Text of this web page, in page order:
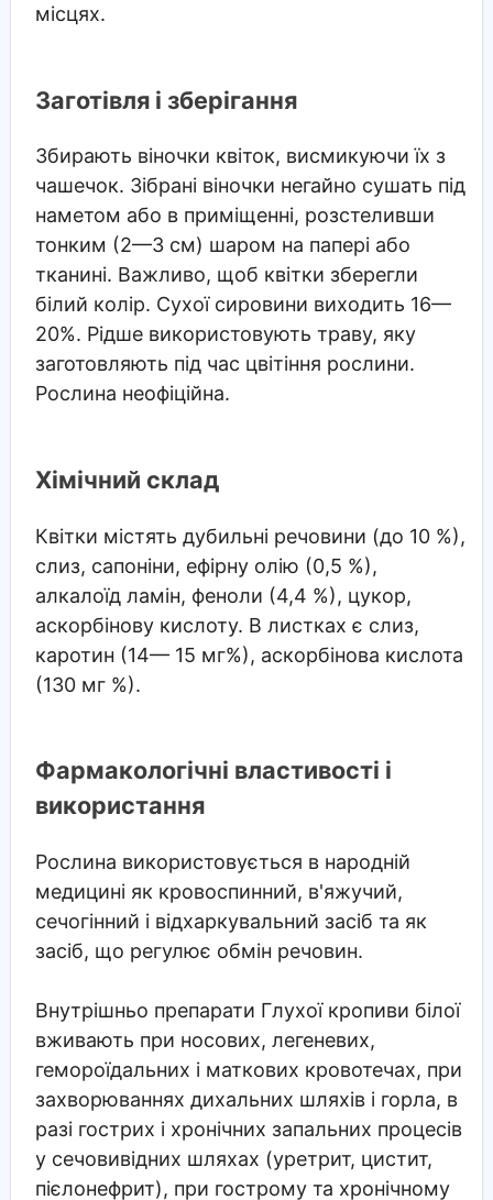
місцях.
Заготівля і зберігання
Збирають віночки квіток, висмикуючи їх з
чашечок. Зібрані віночки негайно сушать під
наметом або в приміщенні, розстеливши
тонким (2—3 см) шаром на папері або
тканині. Важливо, щоб квітки зберегли
білий колір. Сухої сировини виходить 16—
20%. Рідше використовують траву, яку
заготовляють під час цвітіння рослини.
Рослина неофіційна.
Хімічний склад
Квітки містять дубильні речовини (до 10 %),
слиз, сапоніни, ефірну олію (0,5 %),
алкалоїд ламін, феноли (4,4 %), цукор,
аскорбінову кислоту. В листках є слиз,
каротин (14— 15 мг%), аскорбінова кислота
(130 мг %).
Фармакологічні властивості і
використання
Рослина використовується в народній
медицині як кровоспинний, в'яжучий,
сечогінний і відхаркувальний засіб та як
засіб, що регулює обмін речовин.
Внутрішньо препарати Глухої кропиви білої
вживають при носових, легеневих,
гемороїдальних і маткових кровотечах, при
захворюваннях дихальних шляхів і горла, в
разі гострих і хронічних запальних процесів
у сечовивідних шляхах (уретрит, цистит,
пієлонефрит), при гострому та хронічному